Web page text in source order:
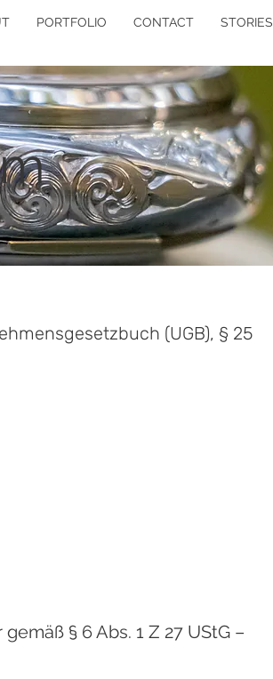
PORTFOLIO CONTACT STORIES
(UGB), § 25
§ 6 Abs. 1 Z 27 UStG –